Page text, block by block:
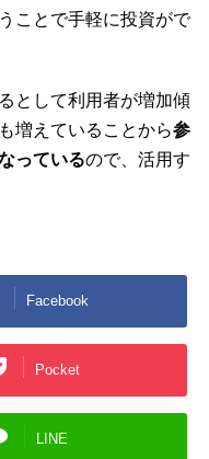
ことで手軽に投資がで
として利用者が増加傾
増えていることから参
っているので、活用す
Facebook
Pocket
LINE